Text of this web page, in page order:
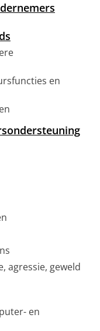
en
agressie, geweld
en